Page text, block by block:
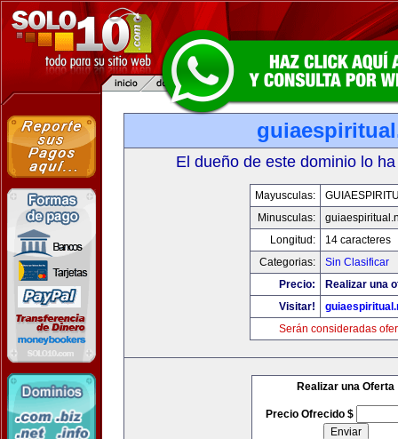
El dueño de este dominio lo
Mayusculas:
Minusculas:
Longitud:
14 caracteres
Categorias:
Sin Clasificar
Precio:
Realizar una
Visitar!
Serán consideradas
Realizar una Oferta
Precio Ofrecido $